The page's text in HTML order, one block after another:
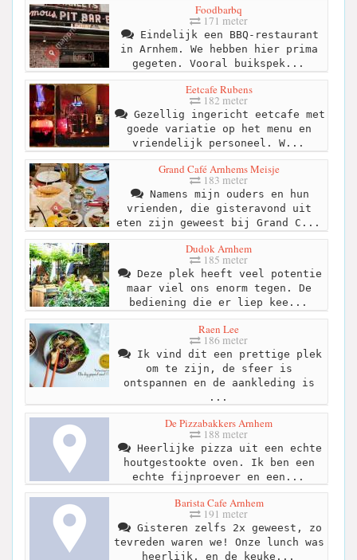
Foodbarbq
171 meter
Eindelijk een BBQ-restaurant
in Arnhem. We hebben hier prima
gegeten. Vooral buikspek...
Eetcafe Rubens
182 meter
Gezellig ingericht eetcafe met
goede variatie op het menu en
vriendelijk personeel. W...
Grand Café Arnhems Meisje
183 meter
Namens mijn ouders en hun
vrienden, die gisteravond uit
eten zijn geweest bij Grand C...
Dudok Arnhem
185 meter
Deze plek heeft veel potentie
maar viel ons enorm tegen. De
bediening die er liep kee...
Raen Lee
186 meter
Ik vind dit een prettige plek
om te zijn, de sfeer is
ontspannen en de aankleding is
...
De Pizzabakkers Arnhem
188 meter
Heerlijke pizza uit een echte
houtgestookte oven. Ik ben een
echte fijnproever en een...
Barista Cafe Arnhem
191 meter
Gisteren zelfs 2x geweest, zo
tevreden waren we! Onze lunch was
heerlijk, en de keuke...